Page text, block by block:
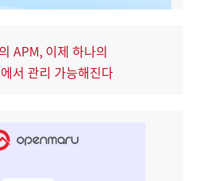
APM, 이제 하나의
서 관리 가능해진다